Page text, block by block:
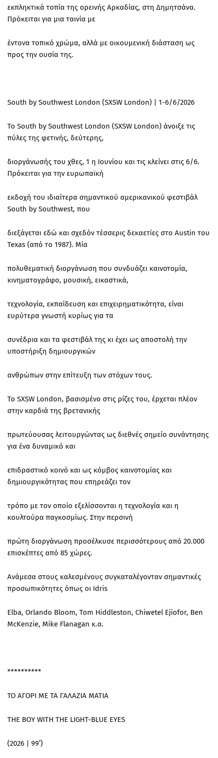
εκπληκτικά τοπία της ορεινής Αρκαδίας, στη Δημητσάνα.
Πρόκειται για μια ταινία με
έντονα τοπικό χρώμα, αλλά με οικουμενική διάσταση ως
προς την ουσία της.
South by Southwest London (SXSW London) | 1-6/6/2026
Το South by Southwest London (SXSW London) άνοιξε τις
πύλες της φετινής, δεύτερης,
διοργάνωσής του χθες, 1 η Ιουνίου και τις κλείνει στις 6/6.
Πρόκειται για την ευρωπαϊκή
εκδοχή του ιδιαίτερα σημαντικού αμερικανικού φεστιβάλ
South by Southwest, που
διεξάγεται εδώ και σχεδόν τέσσερις δεκαετίες στο Austin του
Texas (από το 1987). Μία
πολυθεματική διοργάνωση που συνδυάζει καινοτομία,
κινηματογράφο, μουσική, εικαστικά,
τεχνολογία, εκπαίδευση και επιχειρηματικότητα, είναι
ευρύτερα γνωστή κυρίως για τα
συνέδρια και τα φεστιβάλ της κι έχει ως αποστολή την
υποστήριξη δημιουργικών
ανθρώπων στην επίτευξη των στόχων τους.
Το SXSW London, βασισμένο στις ρίζες του, έρχεται πλέον
στην καρδιά της βρετανικής
πρωτεύουσας λειτουργώντας ως διεθνές σημείο συνάντησης
για ένα δυναμικό και
επιδραστικό κοινό και ως κόμβος καινοτομίας και
δημιουργικότητας που επηρεάζει τον
τρόπο με τον οποίο εξελίσσονται η τεχνολογία και η
κουλτούρα παγκοσμίως. Στην περσινή
πρώτη διοργάνωση προσέλκυσε περισσότερους από 20.000
επισκέπτες από 85 χώρες.
Ανάμεσα στους καλεσμένους συγκαταλέγονταν σημαντικές
προσωπικότητες όπως οι Idris
Elba, Orlando Bloom, Tom Hiddleston, Chiwetel Ejiofor, Ben
McKenzie, Mike Flanagan κ.α.
**********
ΤΟ ΑΓΟΡΙ ΜΕ ΤΑ ΓΑΛΑΖΙΑ ΜΑΤΙΑ
THE BOY WITH THE LIGHT-BLUE EYES
(2026 | 99’)